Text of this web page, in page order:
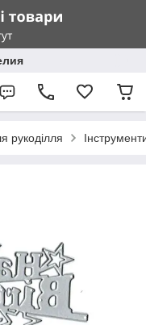
рукоділля